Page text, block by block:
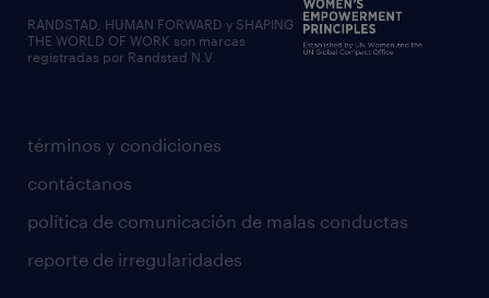
términos y condiciones
contáctanos
política de comunicación de malas conductas
reporte de irregularidades
RANDSTAD, HUMAN FORWARD y SHAPING
THE WORLD OF WORK son marcas
registradas por Randstad N.V.